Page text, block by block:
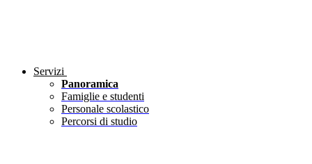
Servizi
Panoramica
Famiglie e studenti
Personale scolastico
Percorsi di studio